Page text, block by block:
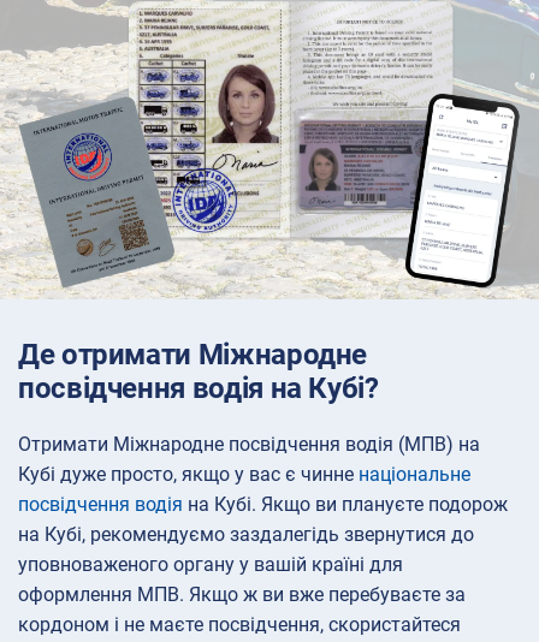
Де отримати Міжнародне
посвідчення водія на Кубі?
Отримати Міжнародне посвідчення водія (МПВ) на
Кубі дуже просто, якщо у вас є чинне національне
посвідчення водія на Кубі. Якщо ви плануєте подорож
на Кубі, рекомендуємо заздалегідь звернутися до
уповноваженого органу у вашій країні для
оформлення МПВ. Якщо ж ви вже перебуваєте за
кордоном і не маєте посвідчення, скористайтеся